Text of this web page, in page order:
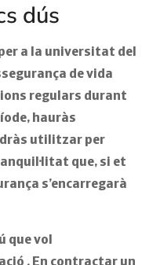
dús
a la universitat del
de vida
regulars durant
hauràs
utilitzar per
que, si et
s’encarregarà
que vol